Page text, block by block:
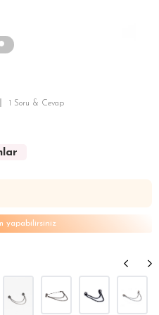
1 Soru & Cevap
yapabilirsiniz